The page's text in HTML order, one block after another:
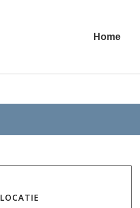
Home
LOCATIE